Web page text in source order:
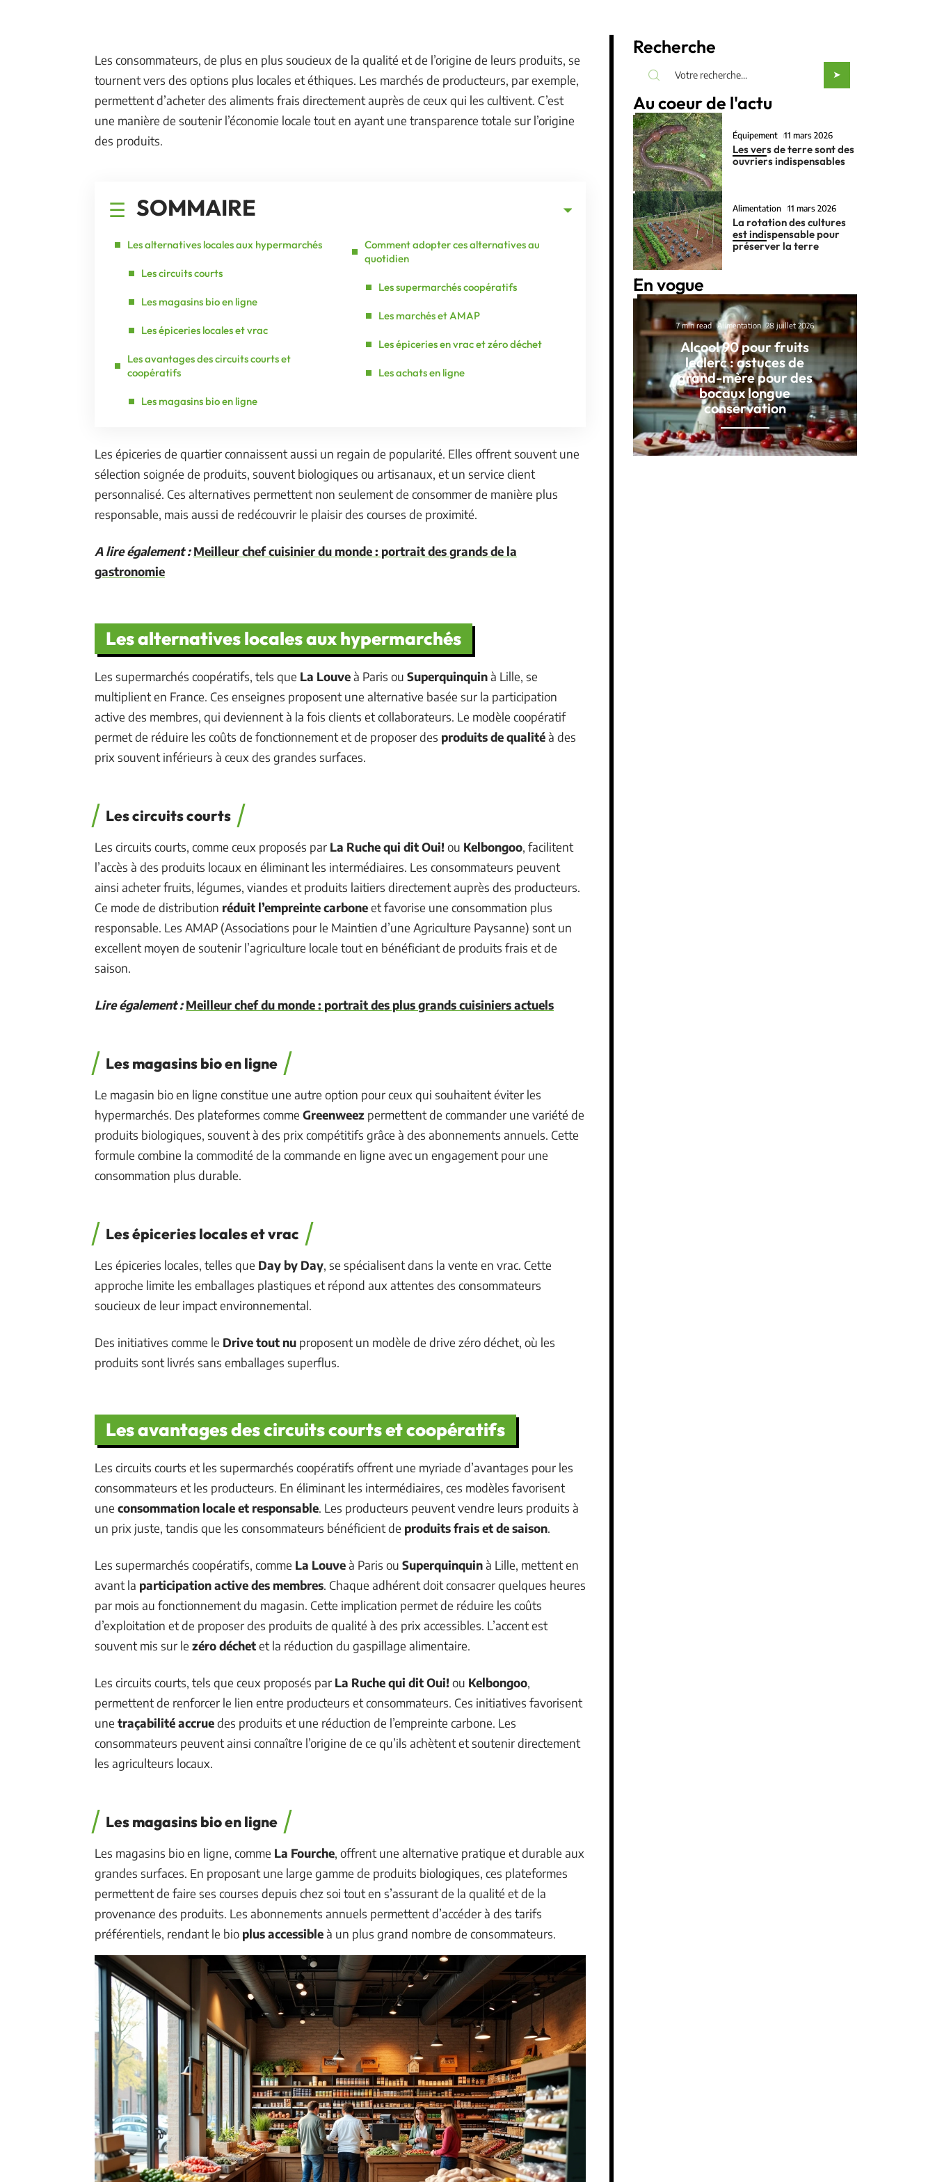
Les consommateurs, de plus en plus soucieux de la qualité et de l’origine de leurs produits, se
tournent vers des options plus locales et éthiques. Les marchés de producteurs, par exemple,
permettent d’acheter des aliments frais directement auprès de ceux qui les cultivent. C’est
une manière de soutenir l’économie locale tout en ayant une transparence totale sur l’origine
des produits.
SOMMAIRE
Les alternatives locales aux hypermarchés
Les circuits courts
Les magasins bio en ligne
Les épiceries locales et vrac
Les avantages des circuits courts et
coopératifs
Les magasins bio en ligne
Comment adopter ces alternatives au
quotidien
Les supermarchés coopératifs
Les marchés et AMAP
Les épiceries en vrac et zéro déchet
Les achats en ligne
Les épiceries de quartier connaissent aussi un regain de popularité. Elles offrent souvent une
sélection soignée de produits, souvent biologiques ou artisanaux, et un service client
personnalisé. Ces alternatives permettent non seulement de consommer de manière plus
responsable, mais aussi de redécouvrir le plaisir des courses de proximité.
A lire également : Meilleur chef cuisinier du monde : portrait des grands de la
gastronomie
Les alternatives locales aux hypermarchés
Les supermarchés coopératifs, tels que La Louveà Paris ou Superquinquinà Lille, se
multiplient en France. Ces enseignes proposent une alternative basée sur la participation
active des membres, qui deviennent à la fois clients et collaborateurs. Le modèle coopératif
permet de réduire les coûts de fonctionnement et de proposer des produits de qualitéà des
prix souvent inférieurs à ceux des grandes surfaces.
Les circuits courts
Les circuits courts, comme ceux proposés par La Ruche qui dit Oui!ou Kelbongoo, facilitent
l’accès à des produits locaux en éliminant les intermédiaires. Les consommateurs peuvent
ainsi acheter fruits, légumes, viandes et produits laitiers directement auprès des producteurs.
Ce mode de distribution réduit l’empreinte carboneet favorise une consommation plus
responsable. Les AMAP (Associations pour le Maintien d’une Agriculture Paysanne) sont un
excellent moyen de soutenir l’agriculture locale tout en bénéficiant de produits frais et de
saison.
Lire également : Meilleur chef du monde : portrait des plus grands cuisiniers actuels
Les magasins bio en ligne
Le magasin bio en ligne constitue une autre option pour ceux qui souhaitent éviter les
hypermarchés. Des plateformes comme Greenweez permettent de commander une variété de
produits biologiques, souvent à des prix compétitifs grâce à des abonnements annuels. Cette
formule combine la commodité de la commande en ligne avec un engagement pour une
consommation plus durable.
Les épiceries locales et vrac
Les épiceries locales, telles que Day by Day, se spécialisent dans la vente en vrac. Cette
approche limite les emballages plastiques et répond aux attentes des consommateurs
soucieux de leur impact environnemental.
Des initiatives comme le Drive tout nu proposent un modèle de drive zéro déchet, où les
produits sont livrés sans emballages superflus.
Les avantages des circuits courts et coopératifs
Les circuits courts et les supermarchés coopératifs offrent une myriade d’avantages pour les
consommateurs et les producteurs. En éliminant les intermédiaires, ces modèles favorisent
une consommation locale et responsable. Les producteurs peuvent vendre leurs produits à
un prix juste, tandis que les consommateurs bénéficient de produits frais et de saison.
Les supermarchés coopératifs, comme La Louveà Paris ou Superquinquinà Lille, mettent en
avant la participation active des membres. Chaque adhérent doit consacrer quelques heures
par mois au fonctionnement du magasin. Cette implication permet de réduire les coûts
d’exploitation et de proposer des produits de qualité à des prix accessibles. L’accent est
souvent mis sur le zéro déchetet la réduction du gaspillage alimentaire.
Les circuits courts, tels que ceux proposés par La Ruche qui dit Oui!ou Kelbongoo,
permettent de renforcer le lien entre producteurs et consommateurs. Ces initiatives favorisent
une traçabilité accruedes produits et une réduction de l’empreinte carbone. Les
consommateurs peuvent ainsi connaître l’origine de ce qu’ils achètent et soutenir directement
les agriculteurs locaux.
Les magasins bio en ligne
Les magasins bio en ligne, comme La Fourche, offrent une alternative pratique et durable aux
grandes surfaces. En proposant une large gamme de produits biologiques, ces plateformes
permettent de faire ses courses depuis chez soi tout en s’assurant de la qualité et de la
provenance des produits. Les abonnements annuels permettent d’accéder à des tarifs
préférentiels, rendant le bio plus accessibleà un plus grand nombre de consommateurs.
Recherche
Au coeur de l'actu
Équipement 11 mars 2026
Les vers de terre sont des
ouvriers indispensables
Alimentation 11 mars 2026
La rotation des cultures
est indispensable pour
préserver la terre
En vogue
7 min read Alimentation 28 juillet 2026
Alcool 90 pour fruits
leclerc : astuces de
grand-mère pour des
bocaux longue
conservation